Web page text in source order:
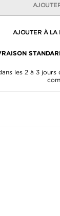
AJOUTER À LA
les 2 à 3